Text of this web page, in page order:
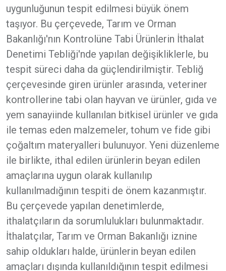
uygunluğunun tespit edilmesi büyük önem
taşıyor. Bu çerçevede, Tarım ve Orman
Bakanlığı'nın Kontrolüne Tabi Ürünlerin İthalat
Denetimi Tebliği'nde yapılan değişikliklerle, bu
tespit süreci daha da güçlendirilmiştir. Tebliğ
çerçevesinde giren ürünler arasında, veteriner
kontrollerine tabi olan hayvan ve ürünler, gıda ve
yem sanayiinde kullanılan bitkisel ürünler ve gıda
ile temas eden malzemeler, tohum ve fide gibi
çoğaltım materyalleri bulunuyor. Yeni düzenleme
ile birlikte, ithal edilen ürünlerin beyan edilen
amaçlarına uygun olarak kullanılıp
kullanılmadığının tespiti de önem kazanmıştır.
Bu çerçevede yapılan denetimlerde,
ithalatçıların da sorumlulukları bulunmaktadır.
İthalatçılar, Tarım ve Orman Bakanlığı iznine
sahip oldukları halde, ürünlerin beyan edilen
amaçları dışında kullanıldığının tespit edilmesi